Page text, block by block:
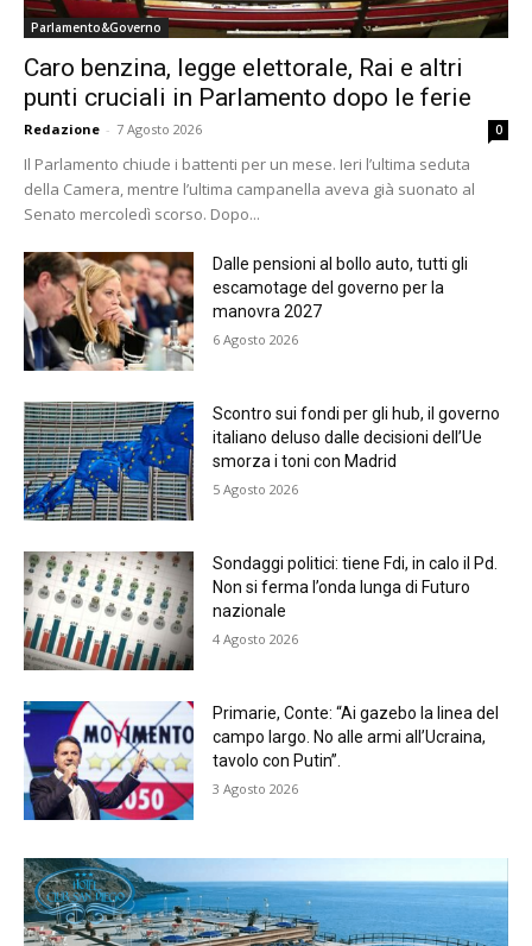
Parlamento&Governo
Caro benzina, legge elettorale, Rai e altri
punti cruciali in Parlamento dopo le ferie
Redazione - 7 Agosto 2026 0
Il Parlamento chiude i battenti per un mese. Ieri l’ultima seduta
della Camera, mentre l’ultima campanella aveva già suonato al
Senato mercoledì scorso. Dopo...
Dalle pensioni al bollo auto, tutti gli
escamotage del governo per la
manovra 2027
6 Agosto 2026
Scontro sui fondi per gli hub, il governo
italiano deluso dalle decisioni dell’Ue
smorza i toni con Madrid
5 Agosto 2026
Sondaggi politici: tiene Fdi, in calo il Pd.
Non si ferma l’onda lunga di Futuro
nazionale
4 Agosto 2026
Primarie, Conte: “Ai gazebo la linea del
campo largo. No alle armi all’Ucraina,
tavolo con Putin”.
3 Agosto 2026